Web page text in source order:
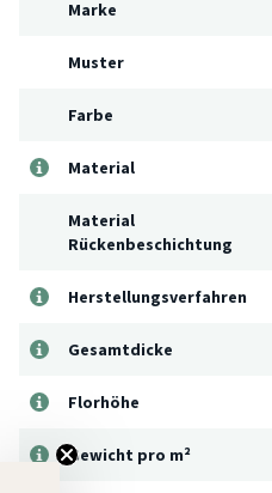
Marke
Muster
Farbe
Material
Material
Rückenbeschichtung
Herstellungsverfahren
Gesamtdicke
Florhöhe
Gewicht pro m²